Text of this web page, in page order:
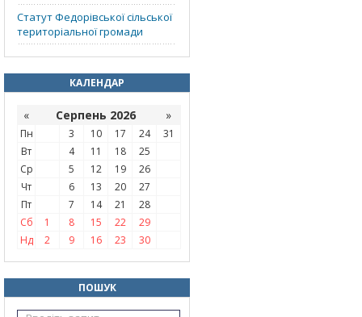
Статут Федорівської сільської
територіальної громади
КАЛЕНДАР
« Серпень 2026 »
Пн 3 10 17 24
31
Вт
4 11 18
25
Ср
5 12 19
26
Чт
6 13 20
27
Пт
7 14 21
28
Сб
1 8 15 22
29
Нд
2 9 16 23 30
ПОШУК